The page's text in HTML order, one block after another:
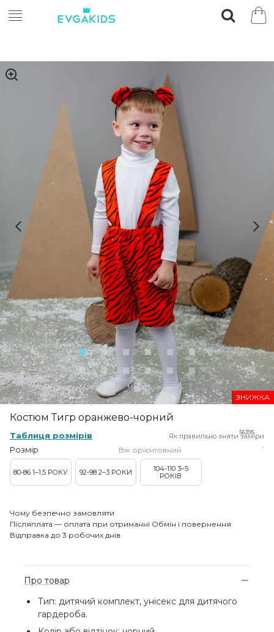
ЗНИЖКА
Костюм Тигр оранжево-чорний
56395
Таблиця розмірів Як правильно зняти заміри
Розмір Вік орієнтовний
80-86 1–1,5 РОКУ 92-98 2–3 РОКИ 104-110 3–5
РОКІВ
Чому безпечно замовляти
Післяплата — оплата при отриманні Обмін і повернення
Відправка до 3 робочих днів
Про товар
Тип: дитячий комплект, унісекс для дитячого
гардероба.